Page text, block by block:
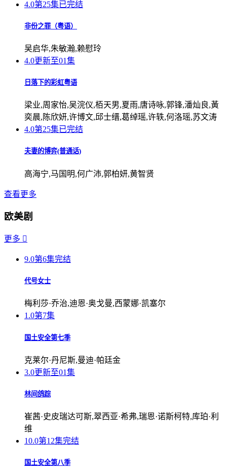
4.0第25集已完结
非份之罪（粤语）
吴启华,朱敏瀚,赖慰玲
4.0更新至01集
日落下的彩虹粤语
梁业,周家怡,吴浣仪,栢天男,夏雨,唐诗咏,郭锋,潘灿良,黃
奕晨,陈欣妍,许博文,邱士缙,葛绰瑶,许轶,何洛瑶,苏文涛
4.0第25集已完结
夫妻的博弈(普通话)
高海宁,马国明,何广沛,郭柏妍,黄智贤
查看更多
欧美剧
更多 
9.0第6集完结
代号女士
梅利莎·乔治,迪恩·奥戈曼,西蒙娜·凯塞尔
1.0第7集
国土安全第七季
克莱尔·丹尼斯,曼迪·帕廷金
3.0更新至01集
林间鸽踪
崔茜·史皮瑞达可斯,翠西亚·希弗,瑞恩·诺斯柯特,库珀·利
维
10.0第12集完结
国土安全第八季